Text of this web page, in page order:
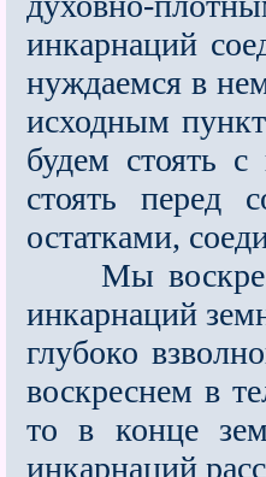
инкарнаций
нуждаемся в
исходным
будем стоять
стоять перед
остатками,
Мы
инкарнаций
глубоко
воскреснем в
то в конце
инкарнаций